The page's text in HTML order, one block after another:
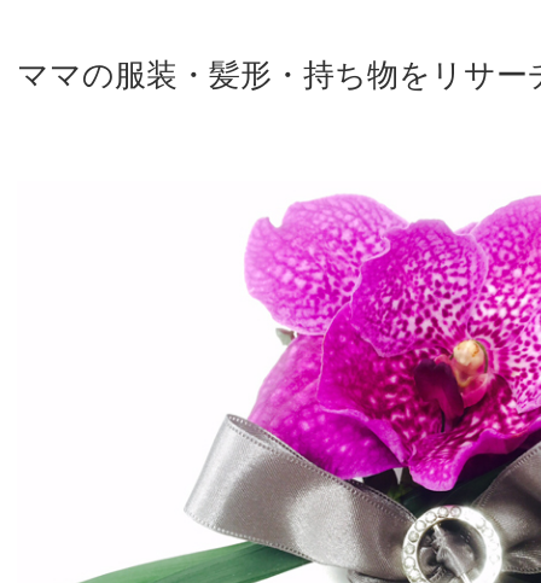
ママの服装・髪形・持ち物をリサー